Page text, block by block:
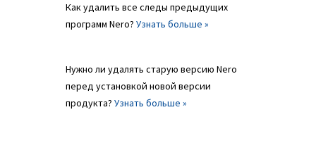
Как удалить все следы предыдущих
программ Nero? Узнать больше »
Нужно ли удалять старую версию Nero
перед установкой новой версии
продукта? Узнать больше »